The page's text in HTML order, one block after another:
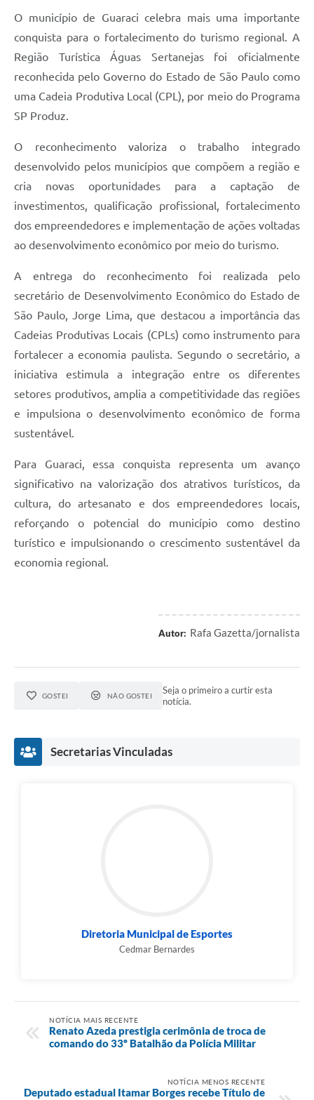
Galeria de Vídeos
Projetos
Legislação
Links
Serviços Online
SIC
Contato
O município de Guaraci celebra mais uma importante
conquista para o fortalecimento do turismo regional. A
Região Turística Águas Sertanejas foi oficialmente
reconhecida pelo Governo do Estado de São Paulo como
uma Cadeia Produtiva Local (CPL), por meio do Programa
SP Produz.
O reconhecimento valoriza o trabalho integrado
desenvolvido pelos municípios que compõem a região e
cria novas oportunidades para a captação de
investimentos, qualificação profissional, fortalecimento
dos empreendedores e implementação de ações voltadas
ao desenvolvimento econômico por meio do turismo.
A entrega do reconhecimento foi realizada pelo
secretário de Desenvolvimento Econômico do Estado de
São Paulo, Jorge Lima, que destacou a importância das
Cadeias Produtivas Locais (CPLs) como instrumento para
fortalecer a economia paulista. Segundo o secretário, a
iniciativa estimula a integração entre os diferentes
setores produtivos, amplia a competitividade das regiões
e impulsiona o desenvolvimento econômico de forma
sustentável.
Para Guaraci, essa conquista representa um avanço
significativo na valorização dos atrativos turísticos, da
cultura, do artesanato e dos empreendedores locais,
reforçando o potencial do município como destino
turístico e impulsionando o crescimento sustentável da
economia regional.
Autor: Rafa Gazetta/jornalista
GOSTEI NÃO GOSTEI
Seja o primeiro a curtir esta
notícia.
Secretarias Vinculadas
Diretoria Municipal de Esportes
Cedmar Bernardes
NOTÍCIA MAIS RECENTE
Renato Azeda prestigia cerimônia de troca de
comando do 33º Batalhão da Polícia Militar
NOTÍCIA MENOS RECENTE
Deputado estadual Itamar Borges recebe Título de